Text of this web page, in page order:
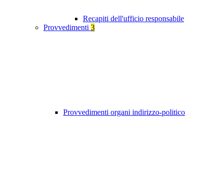
Recapiti dell'ufficio responsabile
Provvedimenti 3
Provvedimenti organi indirizzo-politico